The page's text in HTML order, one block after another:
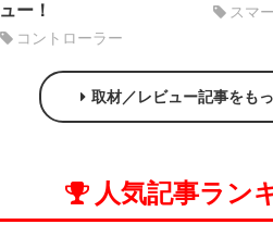
ュー！
コントローラー
スマ
取材／レビュー記事をも
人気記事ラン